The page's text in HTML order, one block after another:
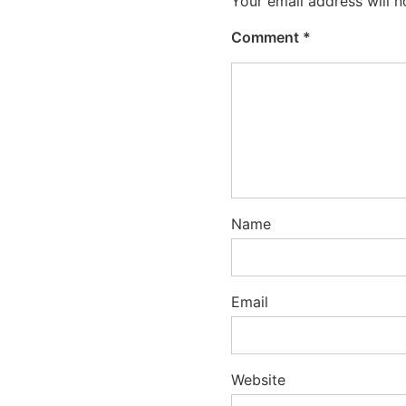
Comment *
Name
Email
Website